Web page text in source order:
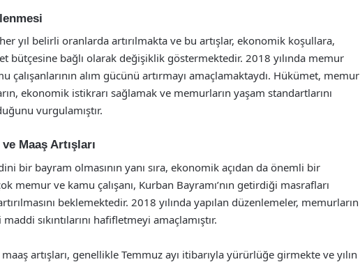
yıl belirli oranlarda artırılmakta ve bu artışlar, ekonomik koşullara,
bütçesine bağlı olarak değişiklik göstermektedir. 2018 yılında memur
çalışanlarının alım gücünü artırmayı amaçlamaktaydı. Hükümet, memur
ekonomik istikrarı sağlamak ve memurların yaşam standartlarını
vurgulamıştır.
Maaş Artışları
bir bayram olmasının yanı sıra, ekonomik açıdan da önemli bir
memur ve kamu çalışanı, Kurban Bayramı’nın getirdiği masrafları
beklemektedir. 2018 yılında yapılan düzenlemeler, memurların
sıkıntılarını hafifletmeyi amaçlamıştır.
maaş artışları, genellikle Temmuz ayı itibarıyla yürürlüğe girmekte ve yılın